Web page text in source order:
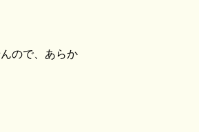
ので、あらか